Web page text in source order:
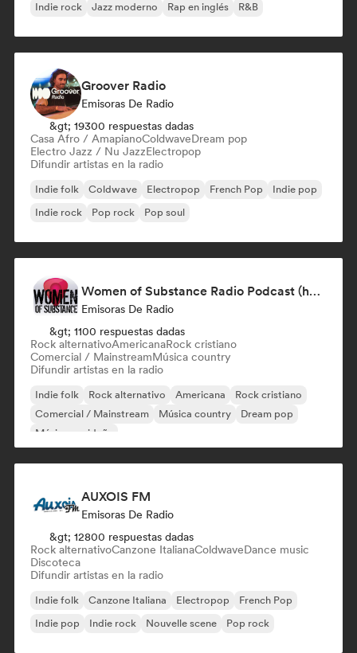
Indie rock
Jazz moderno Rap en inglés R&B
Groover Radio
Emisoras De Radio
&gt; 19300 respuestas dadas
Casa Afro / AmapianoColdwaveDream pop
Electro Jazz / Nu JazzElectropop
Difundir artistas en la radio
Indie folk Coldwave Electropop French Pop
Indie pop
Indie rock
Pop rock Pop soul
Women of Substance Radio Podcast (human Female recording or performing artists or female-fronted bands)
Emisoras De Radio
&gt; 1100 respuestas dadas
Rock alternativoAmericanaRock cristiano
Comercial / MainstreamMúsica country
Difundir artistas en la radio
Indie folk Rock alternativo Americana
Rock cristiano
Comercial / Mainstream
Música country
Dream pop
Música navideña
AUXOIS FM
Emisoras De Radio
&gt; 12800 respuestas dadas
Rock alternativoCanzone ItalianaColdwaveDance music
Discoteca
Difundir artistas en la radio
Indie folk Canzone Italiana Electropop
French Pop
Indie pop
Indie rock Nouvelle scene Pop rock